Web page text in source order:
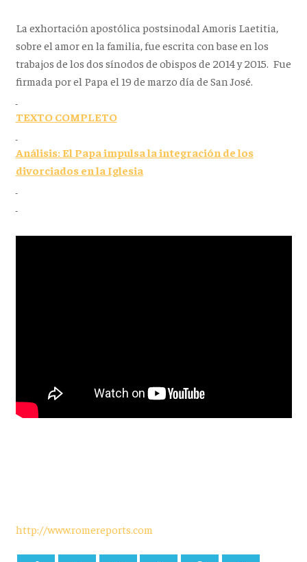
La exhortación apostólica postsinodal Amoris Laetitia,
sobre el amor en la familia, fue escrita con base en los
trabajos de los dos sínodos de obispos de 2014 y 2015. Fue
firmada por el Papa el 19 de marzo día de San José.
TEXTO COMPLETO
Análisis: El Papa impulsa la integración de los
divorciados en la Iglesia
http://www.romereports.com